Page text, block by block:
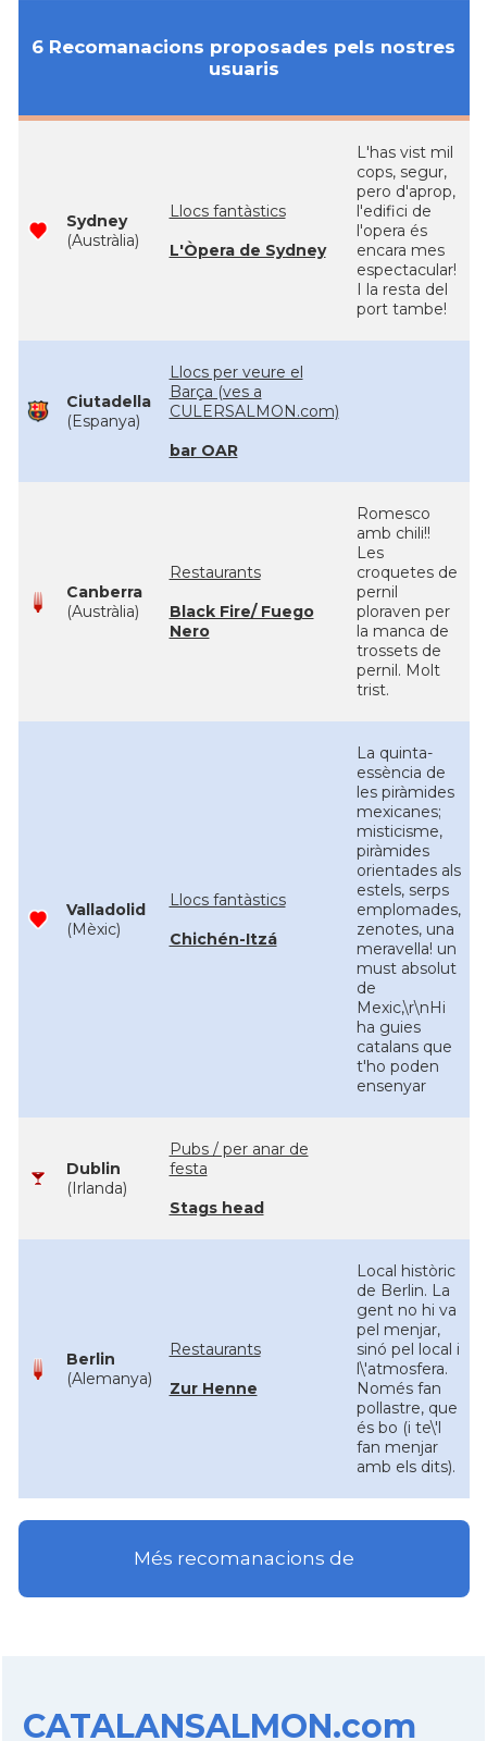
6 Recomanacions proposades pels nostres
usuaris
Sydney
(Austràlia)
Llocs fantàstics
L'Òpera de Sydney
L'has vist mil
cops, segur,
pero d'aprop,
l'edifici de
l'opera és
encara mes
espectacular!
I la resta del
port tambe!
Ciutadella
(Espanya)
Llocs per veure el
Barça (ves a
CULERSALMON.com)
bar OAR
Canberra
(Austràlia)
Restaurants
Black Fire/ Fuego
Nero
Romesco
amb chili!!
Les
croquetes de
pernil
ploraven per
la manca de
trossets de
pernil. Molt
trist.
Valladolid
(Mèxic)
Llocs fantàstics
Chichén-Itzá
La quinta-
essència de
les piràmides
mexicanes;
misticisme,
piràmides
orientades als
estels, serps
emplomades,
zenotes, una
meravella! un
must absolut
de
Mexic,\r\nHi
ha guies
catalans que
t'ho poden
ensenyar
Dublin
(Irlanda)
Pubs / per anar de
festa
Stags head
Berlin
(Alemanya)
Restaurants
Zur Henne
Local històric
de Berlin. La
gent no hi va
pel menjar,
sinó pel local i
l\'atmosfera.
Només fan
pollastre, que
és bo (i te\'l
fan menjar
amb els dits).
Més recomanacions de
CATALANSALMON.com